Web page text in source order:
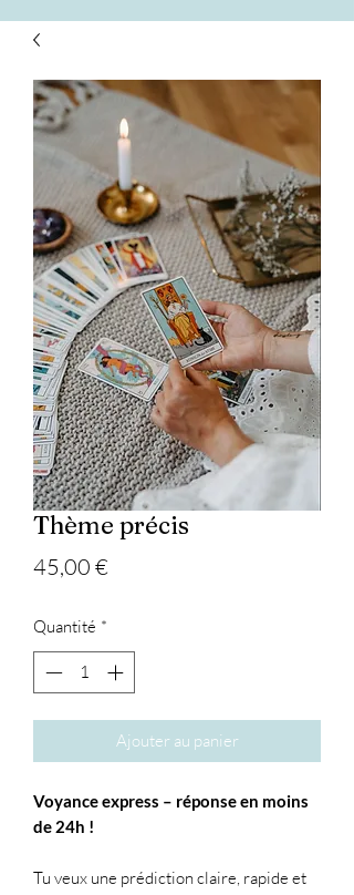
Thème précis
45,00 €
Quantité *
Ajouter au panier
Voyance express – réponse en moins
de 24h !
Tu veux une prédiction claire, rapide et